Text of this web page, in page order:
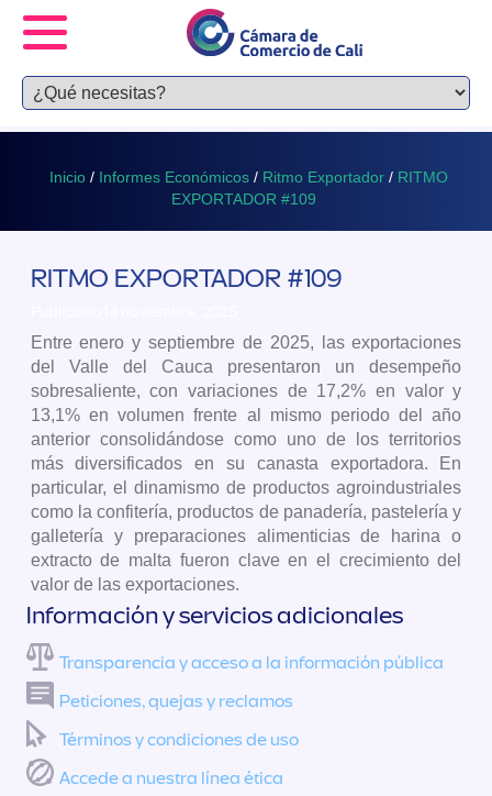
Inicio / Informes Económicos / Ritmo Exportador / RITMO
EXPORTADOR #109
RITMO EXPORTADOR #109
Entre enero y septiembre de 2025, las exportaciones
del Valle del Cauca presentaron un desempeño
sobresaliente, con variaciones de 17,2% en valor y
13,1% en volumen frente al mismo periodo del año
anterior consolidándose como uno de los territorios
más diversificados en su canasta exportadora. En
particular, el dinamismo de productos agroindustriales
como la confitería, productos de panadería, pastelería y
galletería y preparaciones alimenticias de harina o
extracto de malta fueron clave en el crecimiento del
valor de las exportaciones.
Información y servicios adicionales
Transparencia y acceso a la información pública
Peticiones, quejas y reclamos
Términos y condiciones de uso
Accede a nuestra línea ética